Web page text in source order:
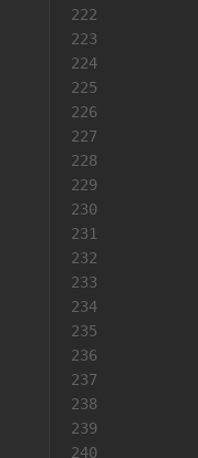
222
223
224
225
226
227
228
229
230
231
232
233
234
235
236
237
238
239
240